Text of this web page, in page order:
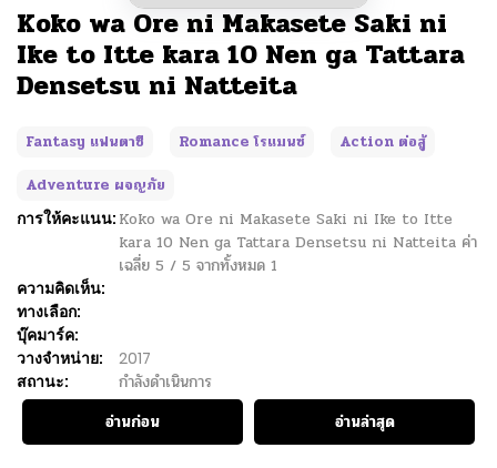
Koko wa Ore ni Makasete Saki ni
Ike to Itte kara 10 Nen ga Tattara
Densetsu ni Natteita
Fantasy แฟนตาซี Romance โรแมนซ์
Action ต่อสู้
Adventure ผจญภัย
การให้คะแนน: Koko wa Ore ni Makasete Saki ni Ike to Itte
kara 10 Nen ga Tattara Densetsu ni Natteita ค่า
เฉลี่ย 5 / 5 จากทั้งหมด 1
ความคิดเห็น:
ทางเลือก:
บุ๊คมาร์ค:
วางจำหน่าย:
2017
สถานะ:
กำลังดำเนินการ
อ่านก่อน
อ่านล่าสุด